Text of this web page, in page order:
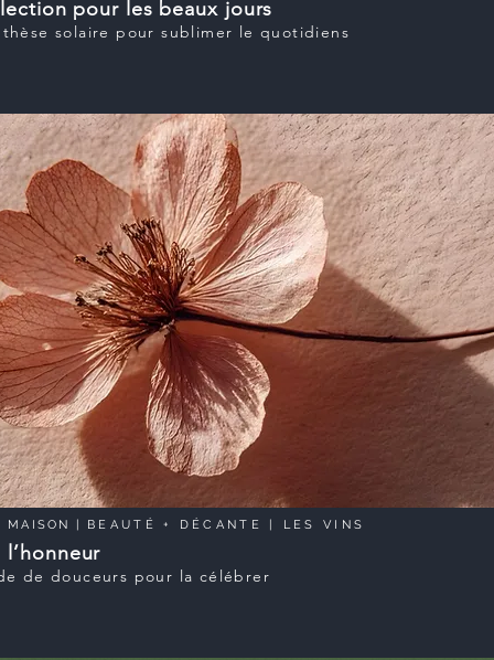
pour les beaux jours
solaire pour sublimer le quotidiens
MAISON | BEAUTÉ + DÉCANTE | LES VINS
l’honneur
de douceurs pour la célébrer